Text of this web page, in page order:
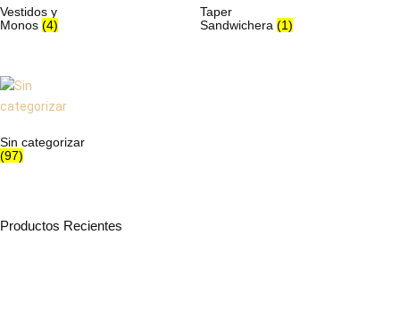
Vestidos y
Monos (4)
Taper
Sandwichera (1)
Sin categorizar
(97)
Productos Recientes